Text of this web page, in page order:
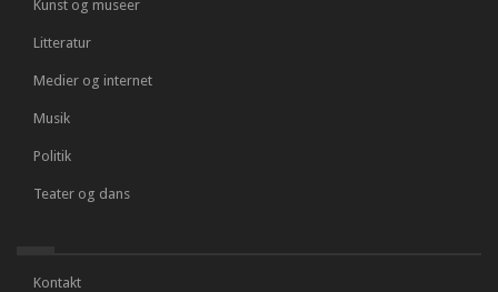
Kunst og museer
Litteratur
Medier og internet
Musik
Politik
Teater og dans
Kontakt